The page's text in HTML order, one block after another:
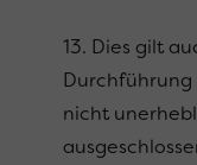
13. Dies gilt
nicht